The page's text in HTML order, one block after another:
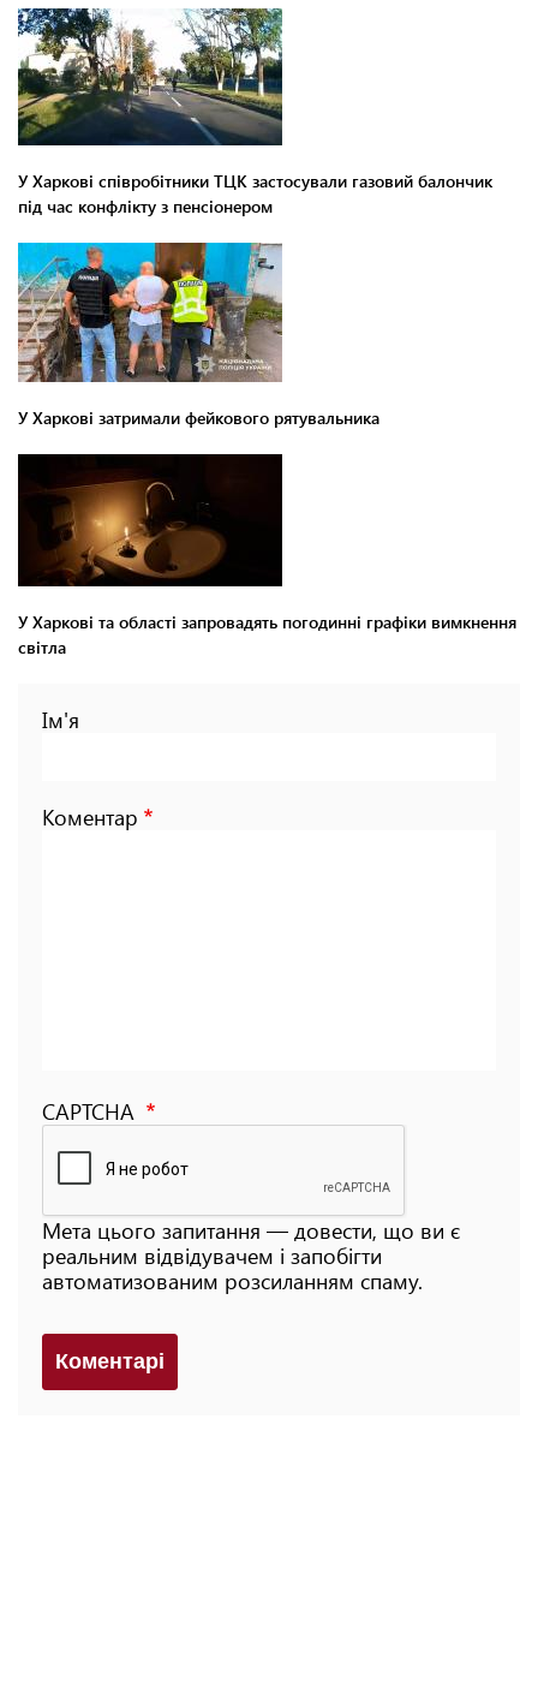
У Харкові співробітники ТЦК застосували газовий балончик
під час конфлікту з пенсіонером
У Харкові затримали фейкового рятувальника
У Харкові та області запровадять погодинні графіки вимкнення
світла
Ім'я
Коментар
CAPTCHA
Мета цього запитання — довести, що ви є
реальним відвідувачем і запобігти
автоматизованим розсиланням спаму.
Коментарi